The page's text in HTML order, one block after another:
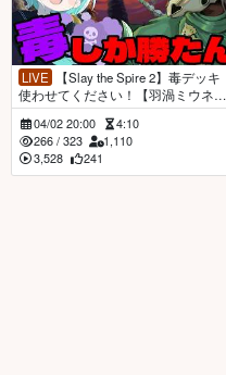
LIVE
使わせてください！【羽渦ミウネ
ル】
04/02 20:00
4:10
266/ 323
1,110
3,528
241